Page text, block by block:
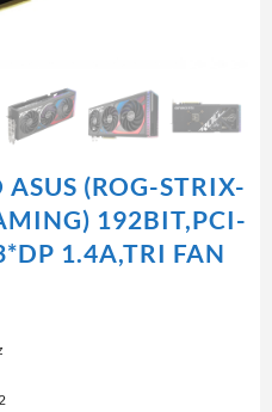
(ROG-STRIX-
192BIT,PCI-
1.4A,TRI FAN